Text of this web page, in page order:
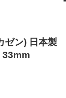
ゼン) 日本製
33mm